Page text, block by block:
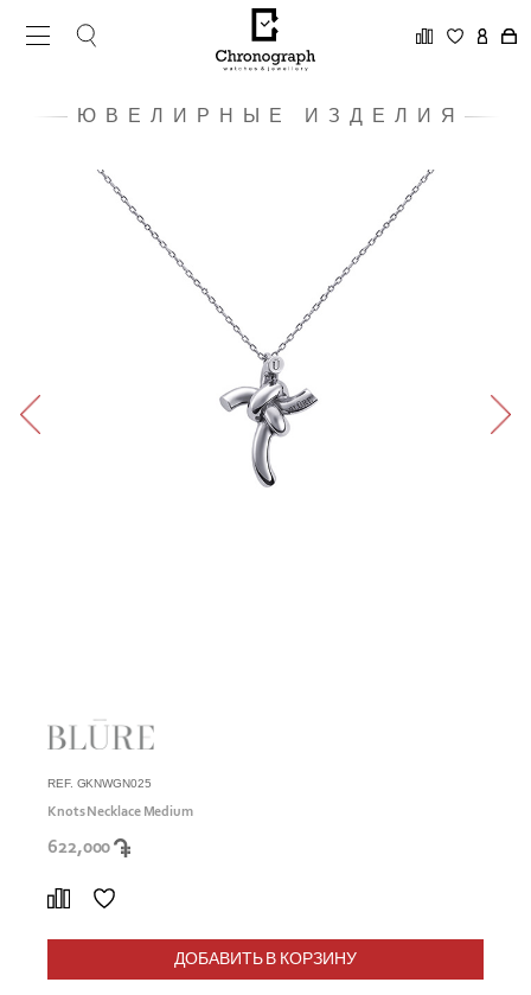
ЮВЕЛИРНЫЕ ИЗДЕЛИЯ
REF. GKNWGN025
Knots Necklace Medium
622,000
ДОБАВИТЬ В КОРЗИНУ